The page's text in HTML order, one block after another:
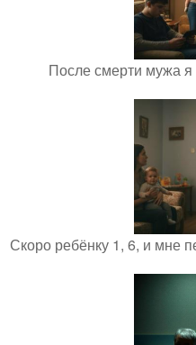
После смерти мужа
Скоро ребёнку 1, 6, и мне